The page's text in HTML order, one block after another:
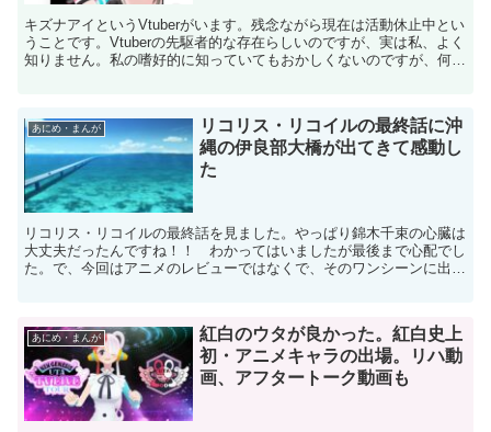
キズナアイというVtuberがいます。残念ながら現在は活動休止中とい
うことです。Vtuberの先駆者的な存在らしいのですが、実は私、よく
知りません。私の嗜好的に知っていてもおかしくないのですが、何故
あにめ・まんが
リコリス・リコイルの最終話に沖
縄の伊良部大橋が出てきて感動し
た
リコリス・リコイルの最終話を見ました。やっぱり錦木千束の心臓は
大丈夫だったんですね！！ わかってはいましたが最後まで心配でし
た。で、今回はアニメのレビューではなくで、そのワンシーンに出て
あにめ・まんが
紅白のウタが良かった。紅白史上
初・アニメキャラの出場。リハ動
画、アフタートーク動画も